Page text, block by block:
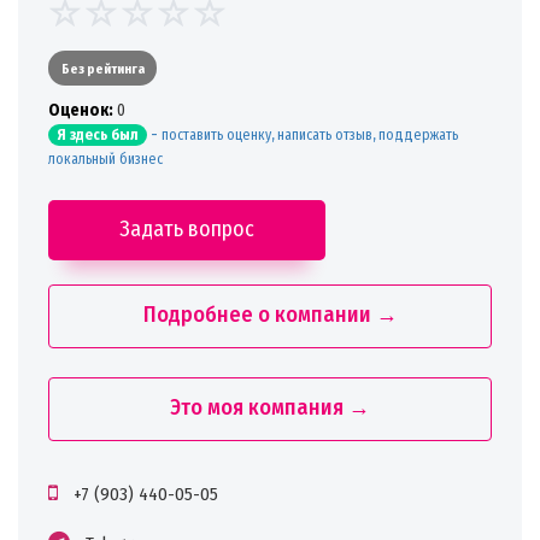
Без рейтинга
Oценок:0
Я здесь был - поставить оценку, написать отзыв, поддержать
локальный бизнес
Задать вопрос
Подробнее о компании →
Это моя компания →
+7 (903) 440-05-05